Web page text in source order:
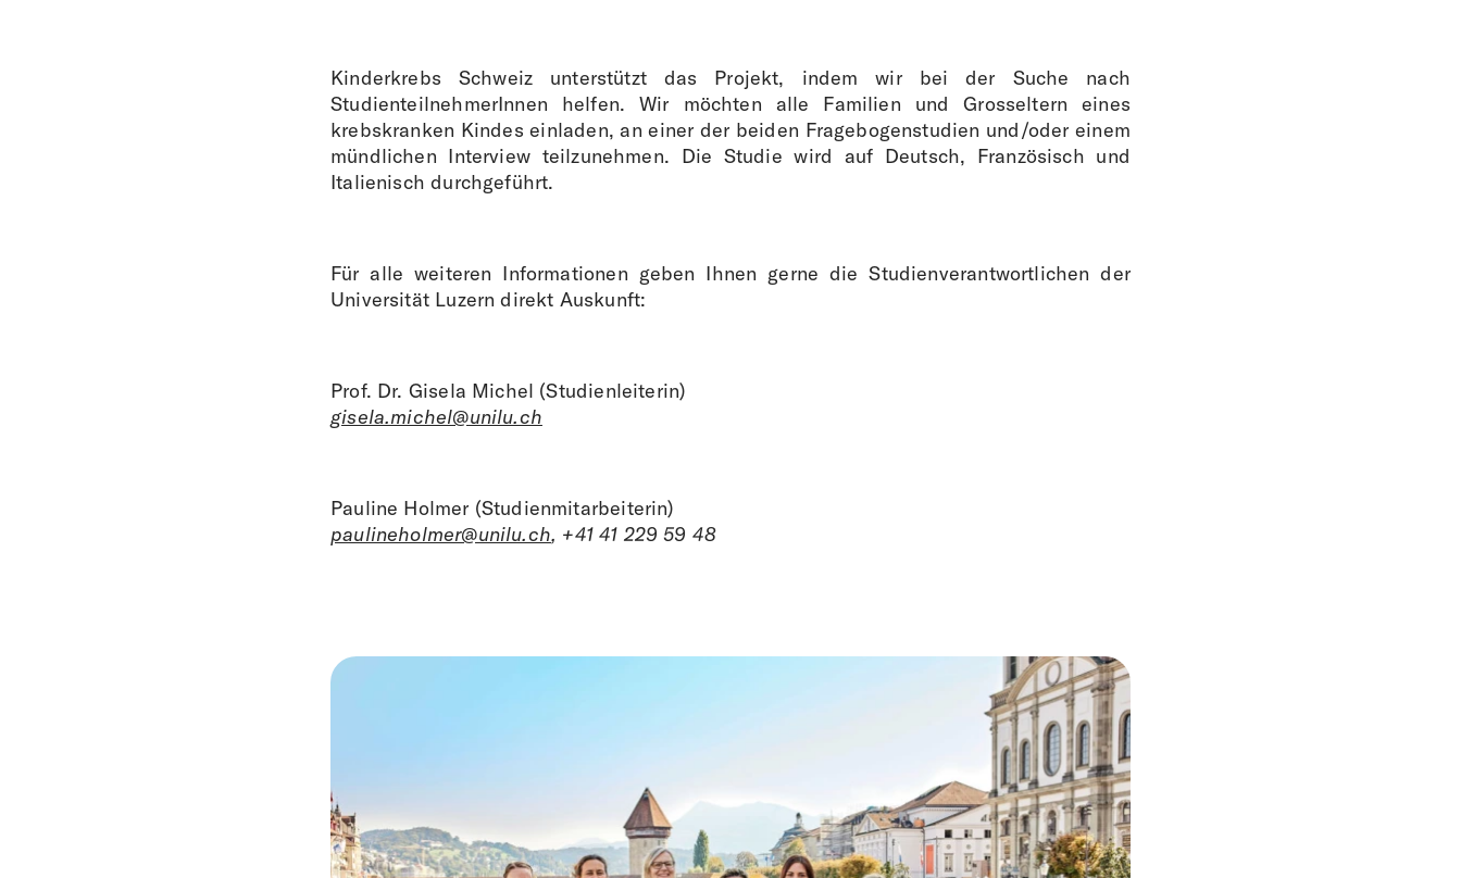
Kinderkrebs Schweiz unterstützt das Projekt, indem wir bei der Suche nach
StudienteilnehmerInnen helfen. Wir möchten alle Familien und Grosseltern eines
krebskranken Kindes einladen, an einer der beiden Fragebogenstudien und/oder einem
mündlichen Interview teilzunehmen. Die Studie wird auf Deutsch, Französisch und
Italienisch durchgeführt.
Für alle weiteren Informationen geben Ihnen gerne die Studienverantwortlichen der
Universität Luzern direkt Auskunft:
Prof. Dr. Gisela Michel (Studienleiterin)
gisela.michel@unilu.ch
Pauline Holmer (Studienmitarbeiterin)
paulineholmer@unilu.ch, +41 41 229 59 48